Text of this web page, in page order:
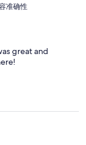
准确性
great and